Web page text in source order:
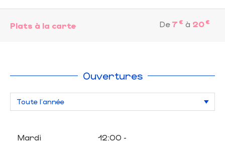
Plats à la carte De 7 € à 20 €
Ouvertures
Mardi
12:00 -